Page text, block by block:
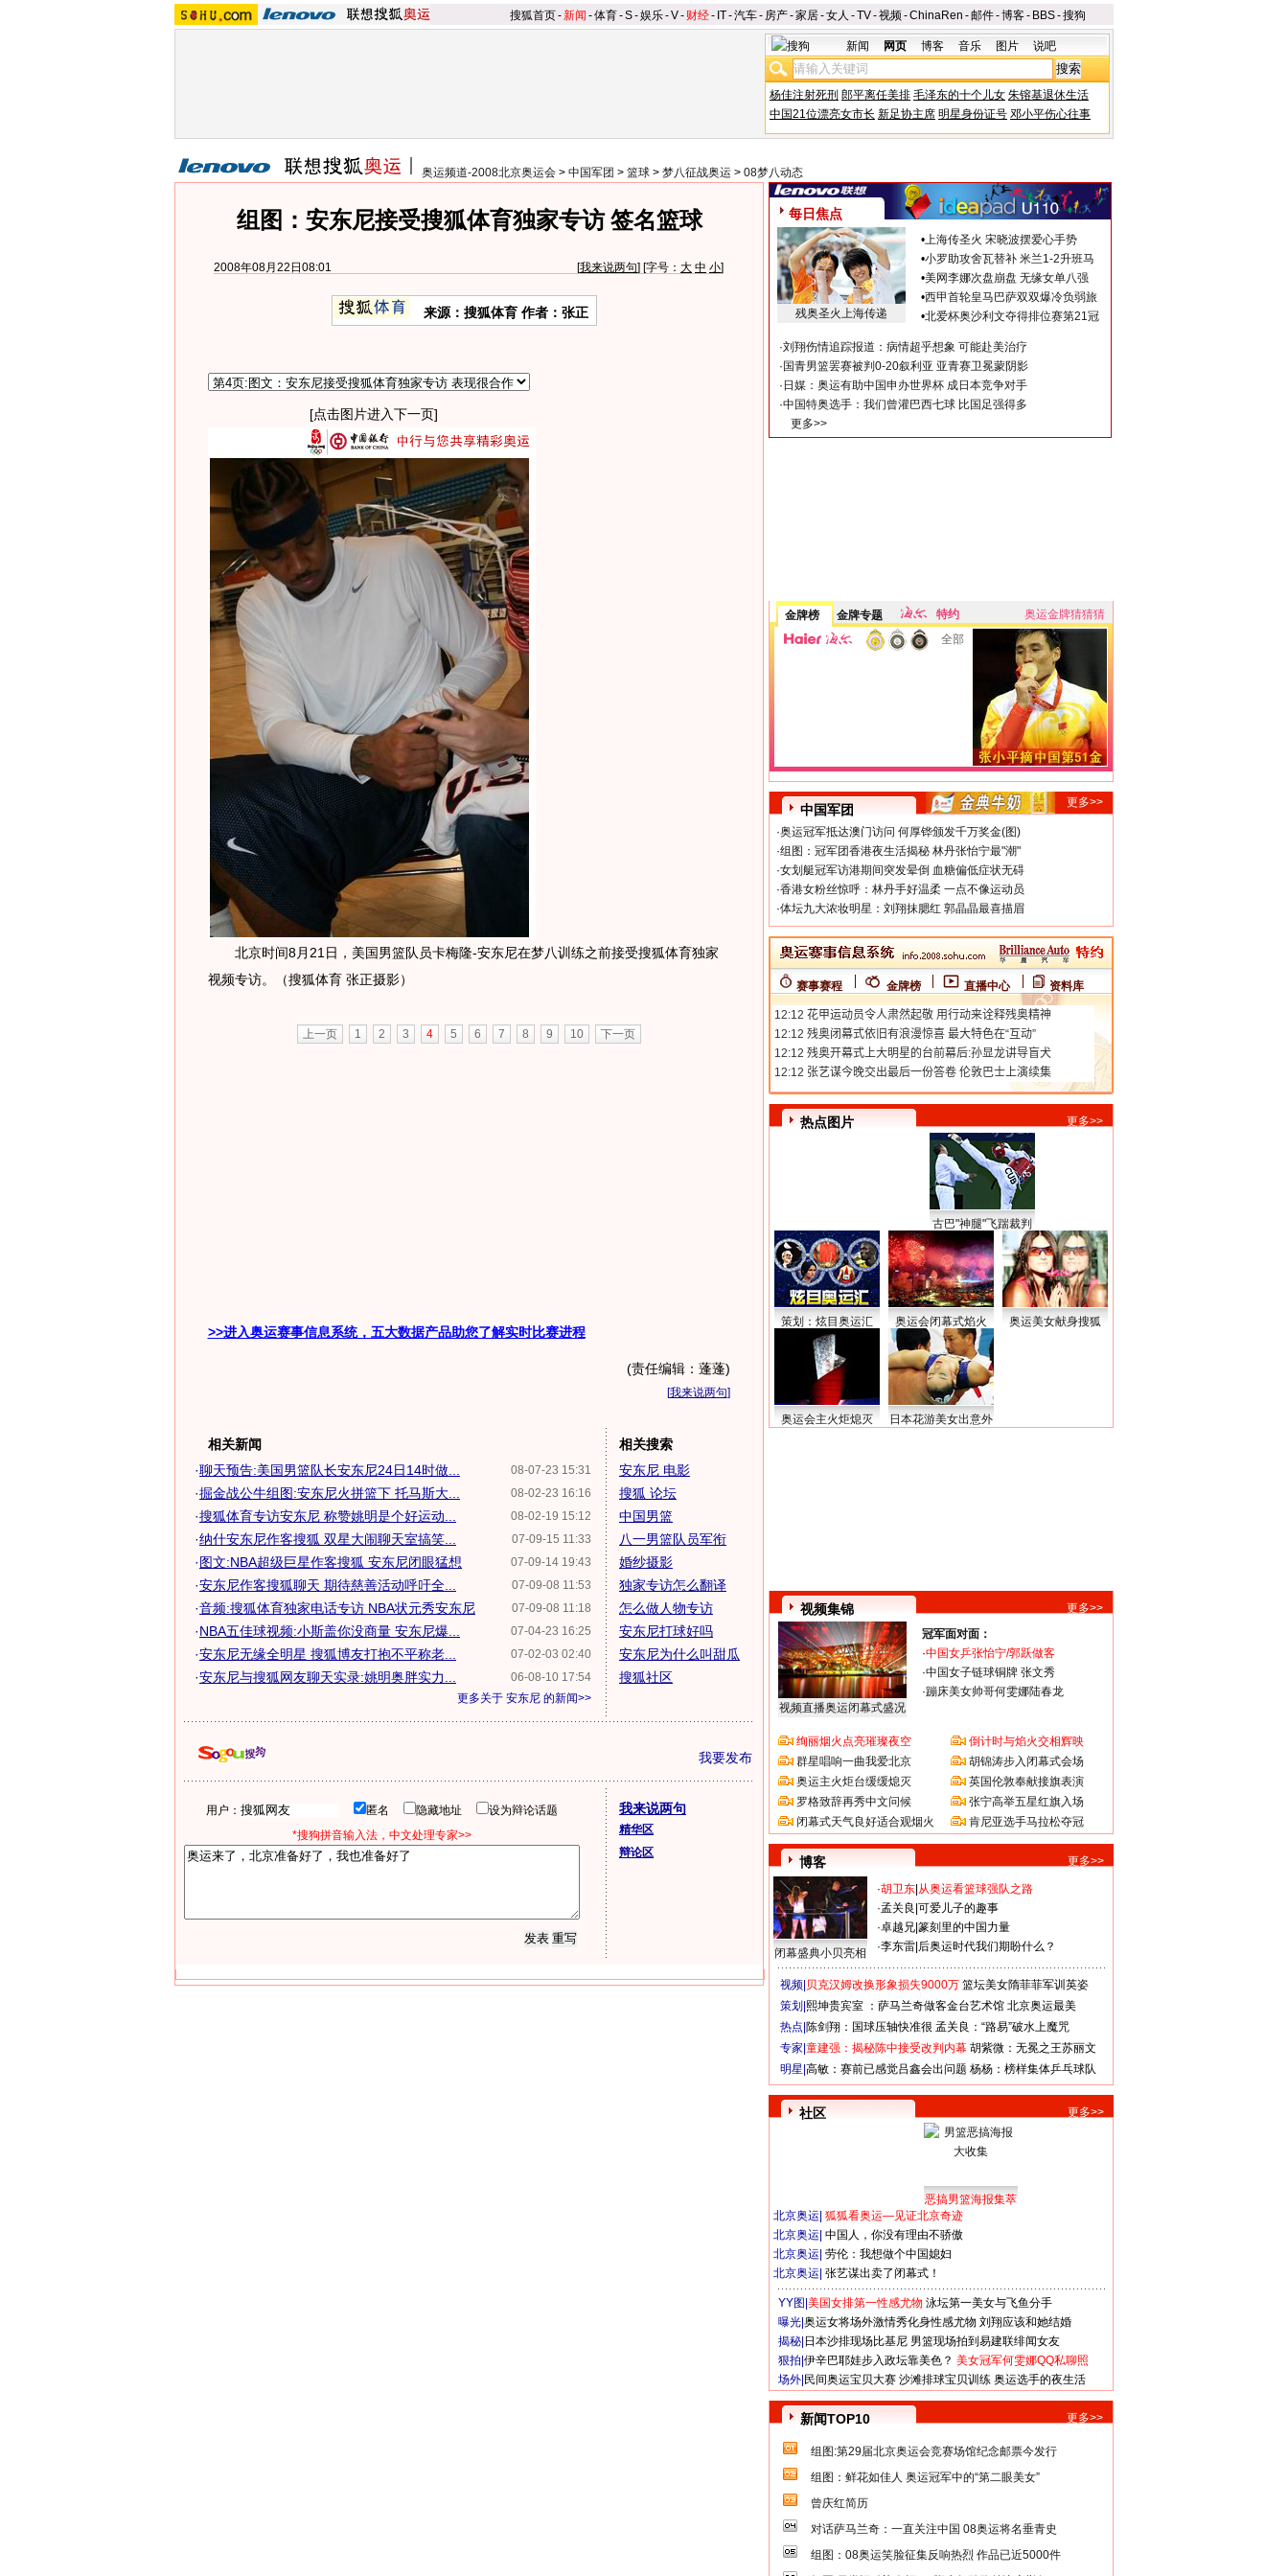
搜狐首页-新闻 -体育-S-娱乐-V- 财经- IT-汽车- 房产-家居-女人 -TV-视频-ChinaRen -邮件-博客- BBS-搜狗
新闻 网页 博客 音乐 图片 说吧
杨佳注射死刑 郎平离任美排 毛泽东的十个儿女 朱镕基退休生活
中国21位漂亮女市长 新足协主席 明星身份证号 邓小平伤心往事
奥运频道-2008北京奥运会 > 中国军团 > 篮球 > 梦八征战奥运 > 08梦八动态
组图：安东尼接受搜狐体育独家专访 签名篮球
2008年08月22日08:01 [我来说两句] [字号： 大 中 小]
来源：搜狐体育 作者：张正
[点击图片进入下一页]
北京时间8月21日，美国男篮队员卡梅隆-安东尼在梦八训练之前接受搜狐体育独家
视频专访。（搜狐体育 张正摄影）
上一页 1 2 3 4 5 6 7 8 9 10 下一页
>>进入奥运赛事信息系统，五大数据产品助您了解实时比赛进程
(责任编辑：蓬蓬)
[我来说两句]
相关新闻
08-07-23 15:31
·聊天预告:美国男篮队长安东尼24日14时做...
08-02-23 16:16
·掘金战公牛组图:安东尼火拼篮下 托马斯大...
08-02-19 15:12
·搜狐体育专访安东尼 称赞姚明是个好运动...
07-09-15 11:33
·纳什安东尼作客搜狐 双星大闹聊天室搞笑...
07-09-14 19:43
·图文:NBA超级巨星作客搜狐 安东尼闭眼猛想
07-09-08 11:53
·安东尼作客搜狐聊天 期待慈善活动呼吁全...
07-09-08 11:18
·音频:搜狐体育独家电话专访 NBA状元秀安东尼
07-04-23 16:25
·NBA五佳球视频:小斯盖你没商量 安东尼爆...
07-02-03 02:40
·安东尼无缘全明星 搜狐博友打抱不平称老...
06-08-10 17:54
·安东尼与搜狐网友聊天实录:姚明奥胖实力...
更多关于 安东尼 的新闻>>
相关搜索
安东尼 电影
搜狐 论坛
中国男篮
八一男篮队员军衔
婚纱摄影
独家专访怎么翻译
怎么做人物专访
安东尼打球好吗
安东尼为什么叫甜瓜
搜狐社区
我要发布
用户： 匿名 隐藏地址
设为辩论话题
*搜狗拼音输入法，中文处理专家>>
我来说两句
精华区
辩论区
每日焦点
残奥圣火上海传递
•上海传圣火 宋晓波摆爱心手势
•小罗助攻舍瓦替补 米兰1-2升班马
•美网李娜次盘崩盘 无缘女单八强
•西甲首轮皇马巴萨双双爆冷负弱旅
•北爱杯奥沙利文夺得排位赛第21冠
·刘翔伤情追踪报道：病情超乎想象 可能赴美治疗
· 国青男篮罢赛被判0-20叙利亚 亚青赛卫冕蒙阴影
· 日媒：奥运有助中国申办世界杯 成日本竞争对手
·中国特奥选手：我们曾灌巴西七球 比国足强得多
更多>>
金牌榜 金牌专题 特约
奥运金牌猜猜猜
全部
中国军团
更多>>
·奥运冠军抵达澳门访问 何厚铧颁发千万奖金(图)
·组图：冠军团香港夜生活揭秘 林丹张怡宁最"潮"
·女划艇冠军访港期间突发晕倒 血糖偏低症状无碍
·香港女粉丝惊呼：林丹手好温柔 一点不像运动员
·体坛九大浓妆明星：刘翔抹腮红 郭晶晶最喜描眉
赛事赛程 金牌榜 直播中心 资料库
热点图片 更多>>
古巴"神腿"飞踹裁判
策划：炫目奥运汇 奥运会闭幕式焰火 奥运美女献身搜狐
奥运会主火炬熄灭 日本花游美女出意外
视频集锦 更多>>
视频直播奥运闭幕式盛况
冠军面对面：
·中国女乒张怡宁/郭跃做客
·中国女子链球铜牌 张文秀
·蹦床美女帅哥何雯娜陆春龙
绚丽烟火点亮璀璨夜空
群星唱响一曲我爱北京
奥运主火炬台缓缓熄灭
罗格致辞再秀中文问候
闭幕式天气良好适合观烟火
倒计时与焰火交相辉映
胡锦涛步入闭幕式会场
英国伦敦奉献接旗表演
张宁高举五星红旗入场
肯尼亚选手马拉松夺冠
博客 更多>>
闭幕盛典小贝亮相
·胡卫东 从奥运看篮球强队之路
·孟关良 可爱儿子的趣事
·卓越兄 篆刻里的中国力量
·李东雷 后奥运时代我们期盼什么？
视频| 贝克汉姆改换形象损失9000万 篮坛美女隋菲菲军训英姿
策划| 熙坤贵宾室 ：萨马兰奇做客金台艺术馆 北京奥运最美
热点| 陈剑翔：国球压轴快准很 孟关良：“路易”破水上魔咒
专家| 童建强：揭秘陈中接受改判内幕 胡紫微：无冕之王苏丽文
明星| 高敏：赛前已感觉吕鑫会出问题 杨杨：榜样集体乒乓球队
社区 更多>>
恶搞男篮海报集萃
北京奥运 狐狐看奥运—见证北京奇迹
北京奥运 中国人，你没有理由不骄傲
北京奥运 劳伦：我想做个中国媳妇
北京奥运 张艺谋出卖了闭幕式！
YY图| 美国女排第一性感尤物 泳坛第一美女与飞鱼分手
曝光| 奥运女将场外激情秀化身性感尤物 刘翔应该和她结婚
揭秘| 日本沙排现场比基尼 男篮现场拍到易建联绯闻女友
狠拍| 伊辛巴耶娃步入政坛靠美色？ 美女冠军何雯娜QQ私聊照
场外| 民间奥运宝贝大赛 沙滩排球宝贝训练 奥运选手的夜生活
新闻TOP10 更多>>
组图:第29届北京奥运会竞赛场馆纪念邮票今发行
组图：鲜花如佳人 奥运冠军中的“第二眼美女”
曾庆红简历
对话萨马兰奇：一直关注中国 08奥运将名垂青史
组图：08奥运笑脸征集反响热烈 作品已近5000件